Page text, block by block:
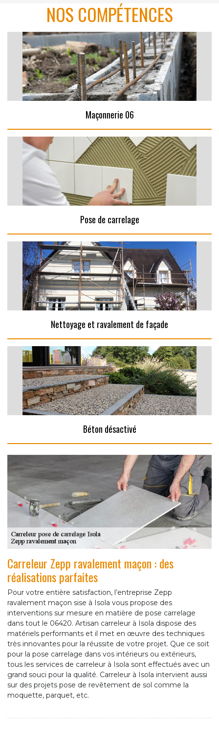
NOS COMPÉTENCES
Maçonnerie 06
Pose de carrelage
Nettoyage et ravalement de façade
Béton désactivé
Carreleur Zepp ravalement maçon : des
réalisations parfaites
Pour votre entière satisfaction, l’entreprise Zepp
ravalement maçon sise à Isola vous propose des
interventions sur mesure en matière de pose carrelage
dans tout le 06420. Artisan carreleur à Isola dispose des
matériels performants et il met en œuvre des techniques
très innovantes pour la réussite de votre projet. Que ce soit
pour la pose carrelage dans vos intérieurs ou extérieurs,
tous les services de carreleur à Isola sont effectués avec un
grand souci pour la qualité. Carreleur à Isola intervient aussi
sur des projets pose de revêtement de sol comme la
moquette, parquet, etc.